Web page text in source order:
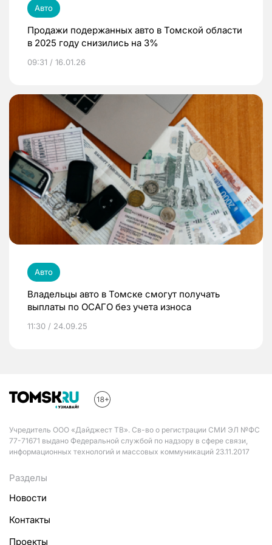
Авто
Продажи подержанных авто в Томской области
в 2025 году снизились на 3%
09:31 / 16.01.26
Авто
Владельцы авто в Томске смогут получать
выплаты по ОСАГО без учета износа
11:30 / 24.09.25
Учредитель ООО «Дайджест ТВ». Св-во о регистрации СМИ ЭЛ №ФС
77-71671 выдано Федеральной службой по надзору в сфере связи,
информационных технологий и массовых коммуникаций 23.11.2017
Разделы
Новости
Контакты
Проекты